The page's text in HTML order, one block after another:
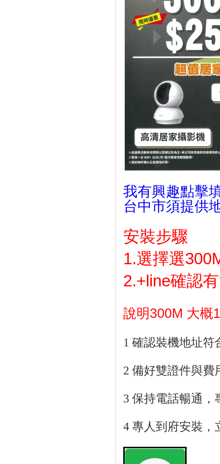
我有興趣點擊
台中市須提供
安裝步驟
1.選擇選
2.+line確認
說明300M 大概
1 確認裝機地址符
2 備好雙證件與費
3 保持電話暢通，
4 專人到府安裝，